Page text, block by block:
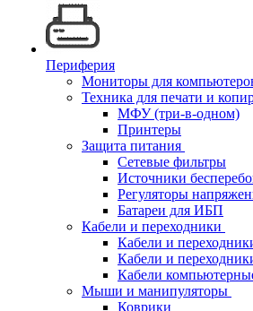
Периферия
Мониторы для
Техника для печати и
МФУ (три-в-одном)
Принтеры
Защита питания
Сетевые фильтры
Источники
Регуляторы
Батареи для ИБП
Кабели и переходники
Кабели и
Кабели и
Кабели
Мыши и манипуляторы
Коврики